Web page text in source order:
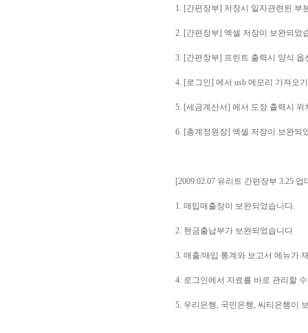
1. [간편장부] 저장시 일자관련된 부
2. [간편장부] 엑셀 저장이 보완되었
3. [간편장부] 프린트 출력시 양식 옵
4. [로그인] 에서 usb 메모리 가져오
5. [세금계산서] 에서 도장 출력시
6. [총계정원장] 엑셀 저장이 보완되
[2009.02.07 유리트 간편장부 3.25 업
1. 매입매출장이 보완되었습니다.
2. 현금출납부가 보완되었습니다
3. 매출/매입 통계와 보고서 메뉴가
4. 로그인에서 자료를 바로 관리할
5. 우리은행, 국민은행, 씨티은행이